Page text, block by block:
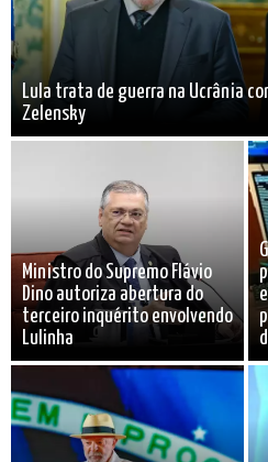
Lula trata de guerra na Ucrânia
Zelensky
Ministro do Supremo Flávio
Dino autoriza abertura do
terceiro inquérito envolvendo
Lulinha